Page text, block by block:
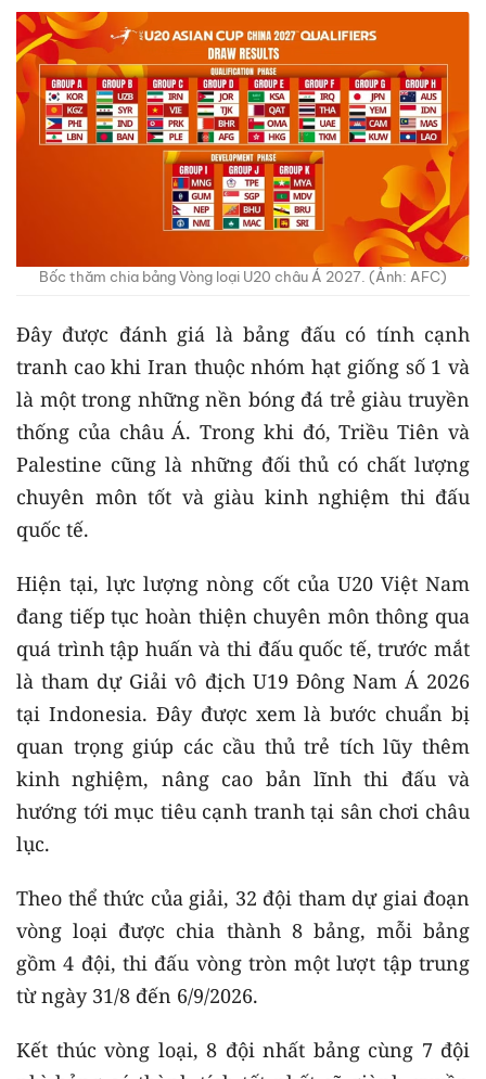
Bốc thăm chia bảng Vòng loại U20 châu Á 2027. (Ảnh: AFC)
Đây được đánh giá là bảng đấu có tính cạnh
tranh cao khi Iran thuộc nhóm hạt giống số 1 và
là một trong những nền bóng đá trẻ giàu truyền
thống của châu Á. Trong khi đó, Triều Tiên và
Palestine cũng là những đối thủ có chất lượng
chuyên môn tốt và giàu kinh nghiệm thi đấu
quốc tế.
Hiện tại, lực lượng nòng cốt của U20 Việt Nam
đang tiếp tục hoàn thiện chuyên môn thông qua
quá trình tập huấn và thi đấu quốc tế, trước mắt
là tham dự Giải vô địch U19 Đông Nam Á 2026
tại Indonesia. Đây được xem là bước chuẩn bị
quan trọng giúp các cầu thủ trẻ tích lũy thêm
kinh nghiệm, nâng cao bản lĩnh thi đấu và
hướng tới mục tiêu cạnh tranh tại sân chơi châu
lục.
Theo thể thức của giải, 32 đội tham dự giai đoạn
vòng loại được chia thành 8 bảng, mỗi bảng
gồm 4 đội, thi đấu vòng tròn một lượt tập trung
từ ngày 31/8 đến 6/9/2026.
Kết thúc vòng loại, 8 đội nhất bảng cùng 7 đội